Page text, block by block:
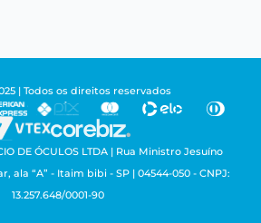
| Todos os direitos reservados
DE ÓCULOS LTDA | Rua Ministro Jesuíno
ala “A” - Itaim bibi - SP | 04544-050 - CNPJ:
13.257.648/0001-90